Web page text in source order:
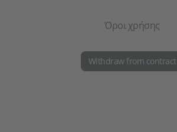
Όροι χρήσης
Withdraw from contract